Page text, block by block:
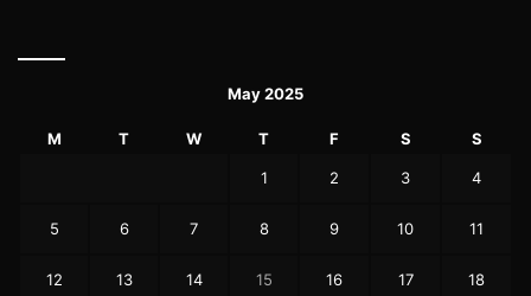
May 2025
M T W T F S S
1 2 3 4
5 6 7 8 9 10 11
12 13 14 15 16 17 18